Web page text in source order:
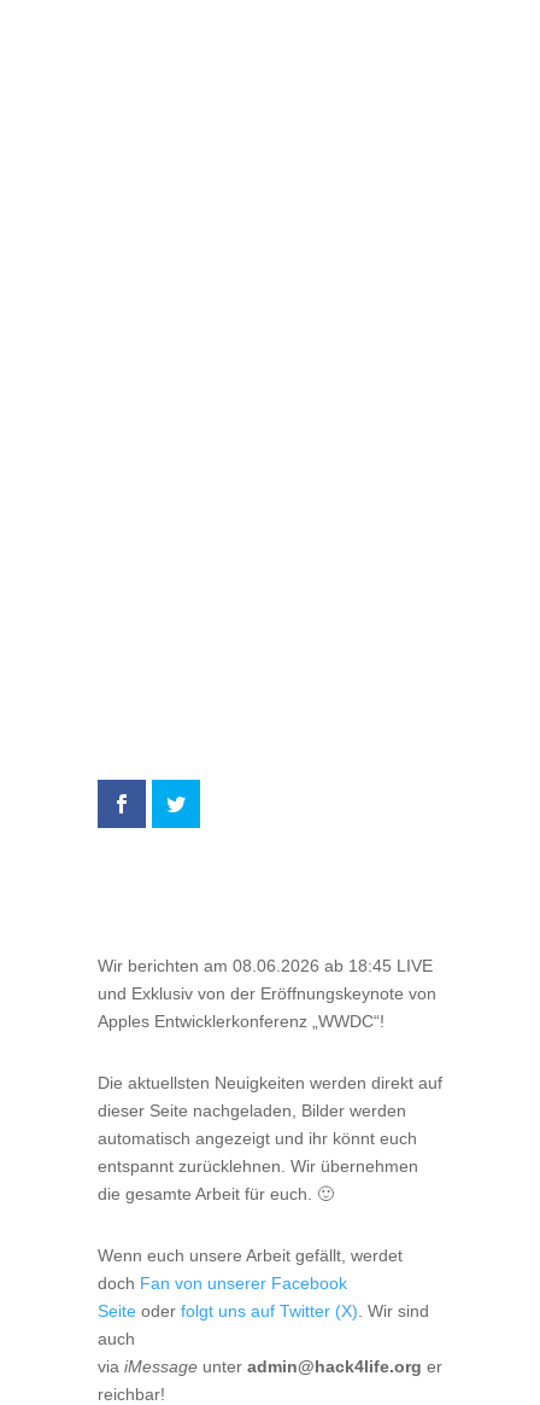
Wir berichten am 08.06.2026 ab 18:45 LIVE
und Exklusiv von der Eröffnungskeynote von
Apples Entwicklerkonferenz „WWDC“!
Die aktuellsten Neuigkeiten werden direkt auf
dieser Seite nachgeladen, Bilder werden
automatisch angezeigt und ihr könnt euch
entspannt zurücklehnen. Wir übernehmen
die gesamte Arbeit für euch. 🙂
Wenn euch unsere Arbeit gefällt, werdet
doch Fan von unserer Facebook
Seiteoder folgt uns auf Twitter (X) . Wir sind
auch
via iMessageunter admin@hack4life.org er
reichbar!